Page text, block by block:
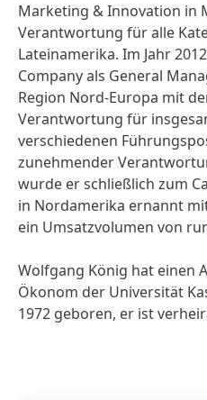
Marketing & Innovation in
Verantwortung für alle
Lateinamerika. Im Jahr
Company als General
Region Nord-Europa mit
Verantwortung für
verschiedenen
zunehmender
wurde er schließlich zum
in Nordamerika ernannt
ein Umsatzvolumen von
Wolfgang König hat einen
Ökonom der Universität
1972 geboren, er ist